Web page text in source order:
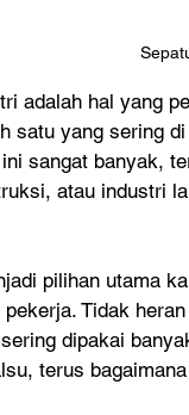
satu yang sering
sangat banyak,
atau industri
pilihan utama
Tidak
dipakai
terus